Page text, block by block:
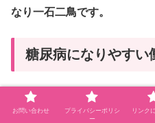
なり一石二鳥です。
糖尿病になりやすい
お問い合わせ
プライバシーポリシ
ー
リンク